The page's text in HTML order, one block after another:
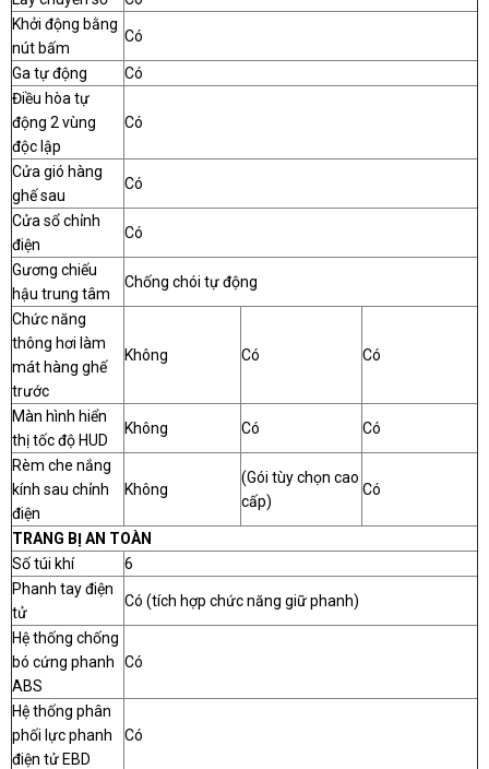
Khởi động bằng
nút bấm
Có
Ga tự động
Có
Điều hòa tự
động 2 vùng
độc lập
Có
Cửa gió hàng
ghế sau
Có
Cửa sổ chỉnh
điện
Có
Gương chiếu
hậu trung tâm
Chống chói tự động
Chức năng
thông hơi làm
mát hàng ghế
trước
Không Có Có
Màn hình hiển
thị tốc độ HUD
Không Có Có
Rèm che nắng
kính sau chỉnh
điện
Không
(Gói tùy chọn cao
cấp)
Có
TRANG BỊ AN TOÀN
Số túi khí
6
Phanh tay điện
tử
Có (tích hợp chức năng giữ phanh)
Hệ thống chống
bó cứng phanh
ABS
Có
Hệ thống phân
phối lực phanh
điện tử EBD
Có